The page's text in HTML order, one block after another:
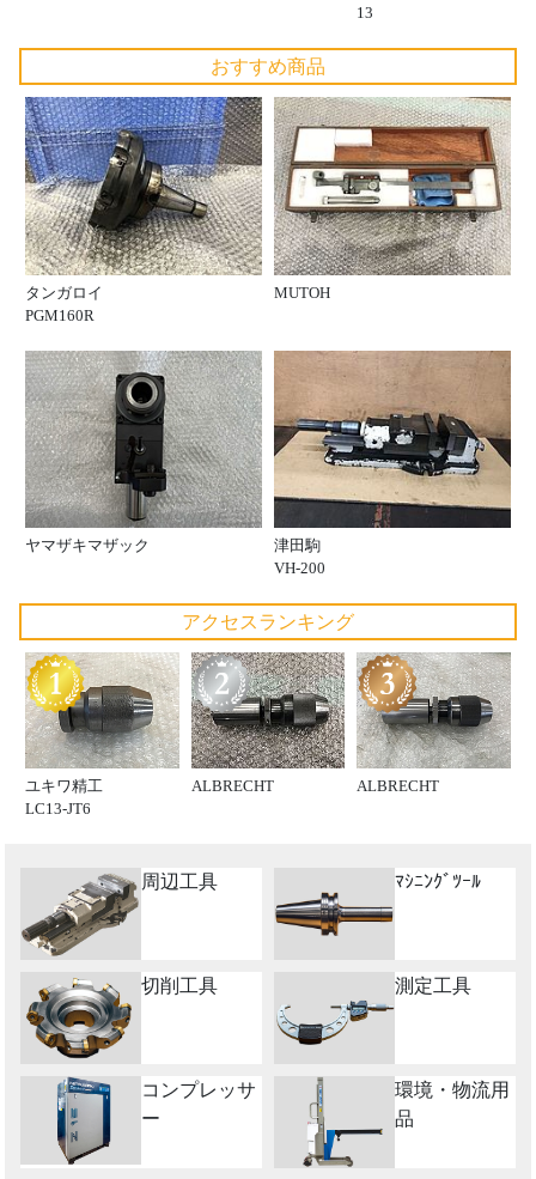
13
おすすめ商品
タンガロイ
PGM160R
MUTOH
ヤマザキマザック
津田駒
VH-200
アクセスランキング
ユキワ精工
LC13-JT6
ALBRECHT ALBRECHT
周辺工具 ﾏｼﾆﾝｸﾞﾂｰﾙ
切削工具 測定工具
コンプレッサ
ー
環境・物流用
品